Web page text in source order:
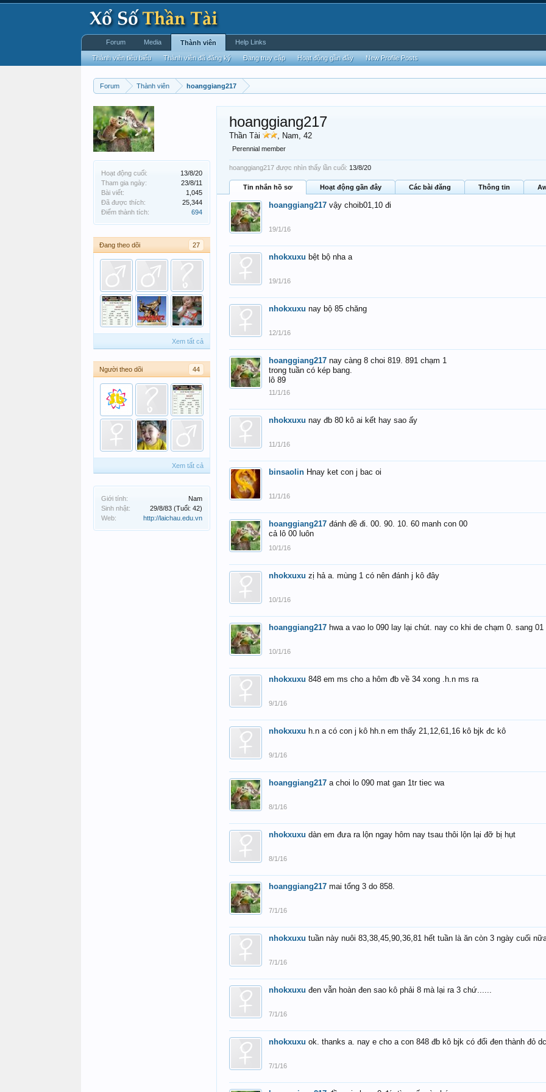
Forum Thành viên hoanggiang217
Hoạt động cuối:
13/8/20
Tham gia ngày:
23/8/11
Bài viết:
1,045
Đã được thích:
25,344
Điểm thành tích:
694
Đang theo dõi 27
Xem tất cả
Người theo dõi 44
Xem tất cả
Giới tính:
Nam
Sinh nhật:
29/8/83 (Tuổi: 42)
Web:
http://laichau.edu.vn
hoanggiang217
Thần Tài , Nam, 42
Perennial member
hoanggiang217 được nhìn thấy lần cuối: 13/8/20
Tin nhắn hồ sơ Hoạt động gần đây Các bài đăng Thông tin
hoanggiang217 vậy choib01,10 đi
19/1/16
nhokxuxu bệt bộ nha a
19/1/16
nhokxuxu nay bộ 85 chăng
12/1/16
hoanggiang217 nay càng 8 choi 819. 891 chạm 1
trong tuần có kép bang.
lô 89
11/1/16
nhokxuxu nay đb 80 kô ai kết hay sao ấy
11/1/16
binsaolin Hnay ket con j bac oi
11/1/16
hoanggiang217 đánh đề đi. 00. 90. 10. 60 manh con 00
cả lô 00 luôn
10/1/16
nhokxuxu zị hả a. mùng 1 có nên đánh j kô đây
10/1/16
hoanggiang217 hwa a vao lo 090 lay lại chút. nay co khi de chạm 0. sang
10/1/16
nhokxuxu 848 em ms cho a hôm đb về 34 xong .h.n ms ra
9/1/16
nhokxuxu h.n a có con j kô hh.n em thấy 21,12,61,16 kô bjk đc kô
9/1/16
hoanggiang217 a choi lo 090 mat gan 1tr tiec wa
8/1/16
nhokxuxu dàn em đưa ra lộn ngay hôm nay tsau thôi lộn lại đỡ bị hụt
8/1/16
hoanggiang217 mai tổng 3 do 858.
7/1/16
nhokxuxu tuần này nuôi 83,38,45,90,36,81 hết tuần là ăn còn 3 ngày cuối
7/1/16
nhokxuxu đen vẫn hoàn đen sao kô phải 8 mà lại ra 3 chứ......
7/1/16
nhokxuxu ok. thanks a. nay e cho a con 848 đb kô bjk có đổi đen thành đỏ
7/1/16
Forum Media Thành viên
Thành viên tiêu biểu Thành viên đã đăng ký Đang truy cập Hoạt động gần đây New Profile Posts
Help Links